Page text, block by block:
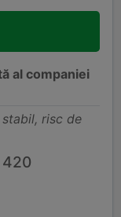
al companiei
risc de
420